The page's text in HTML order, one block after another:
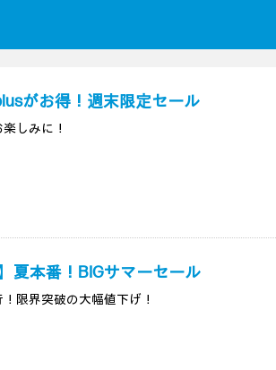
がお得！週末限定セール
しみに！
夏本番！BIGサマーセール
限界突破の大幅値下げ！